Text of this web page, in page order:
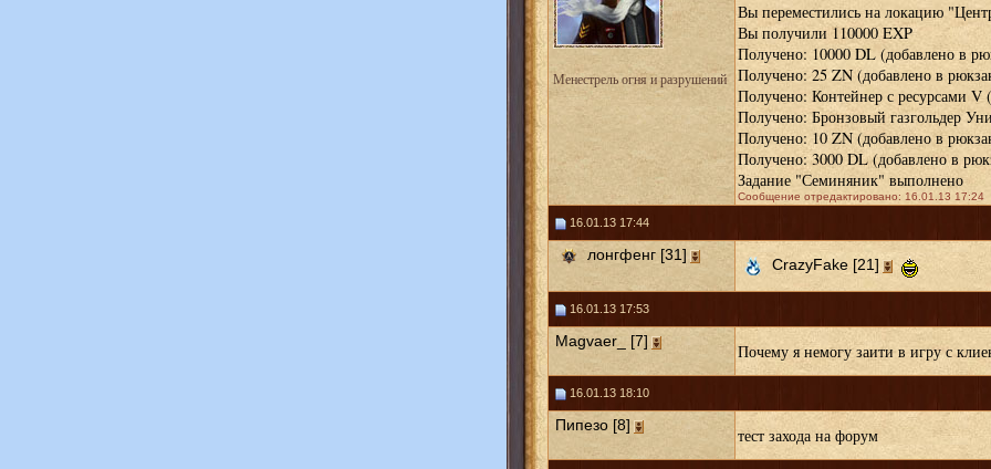
Менестрель огня и разрушений
Вы переместились на локацию
Вы получили 110000 EXP
Получено: 10000 DL (добавлено в
Получено: 25 ZN (добавлено в
Получено: Контейнер с ресурсами V
Получено: Бронзовый газгольдер
Получено: 10 ZN (добавлено в
Получено: 3000 DL (добавлено в
Задание "Семиняник" выполнено
Сообщение отредактировано: 16.01.13 17:24
16.01.13 17:44
лонгфенг [31]
CrazyFake [21]
16.01.13 17:53
Magvaer_ [7] Почему я немогу заити в игру с
16.01.13 18:10
Пипезо [8] тест захода на форум